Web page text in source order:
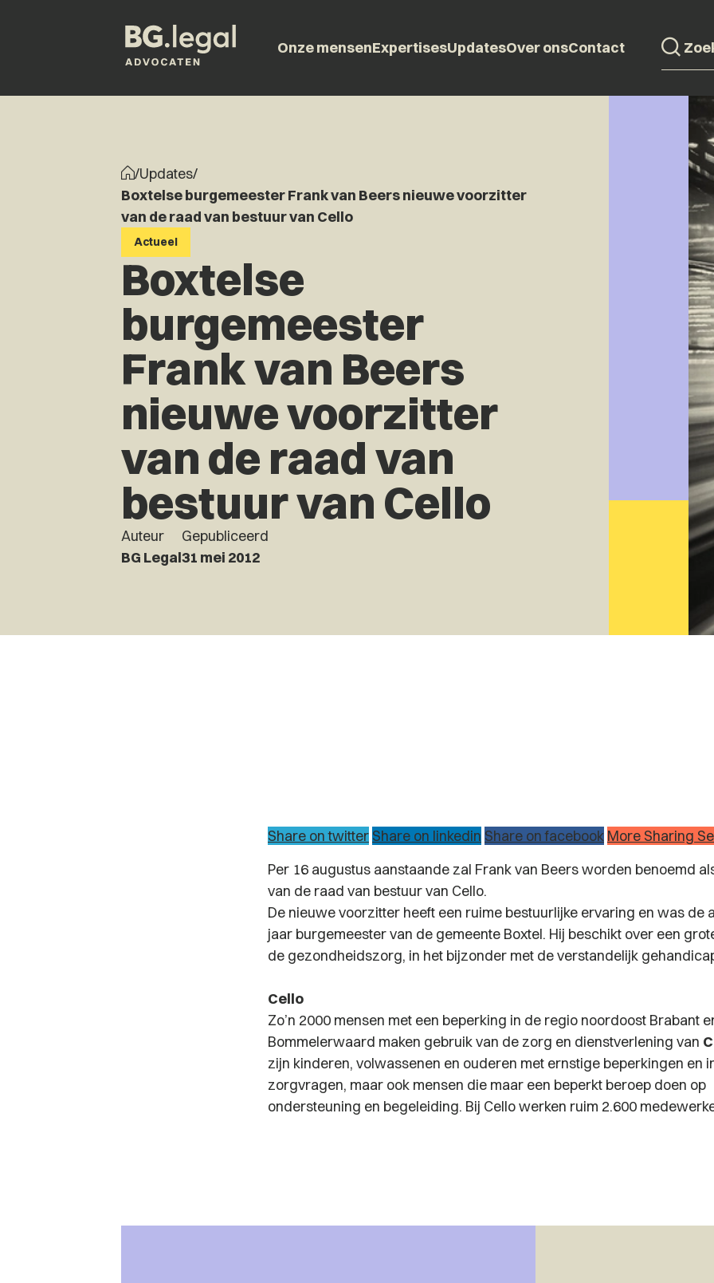
Onze mensenExpertisesUpdatesOver onsContact
/Updates/
Boxtelse burgemeester Frank van Beers nieuwe voorzitter
van de raad van bestuur van Cello
Actueel
Boxtelse
burgemeester
Frank van Beers
nieuwe voorzitter
van de raad van
bestuur van Cello
Auteur
BG Legal
Gepubliceerd
31 mei 2012
Share on twitter Share on linkedin Share on facebook More Sharing
Per 16 augustus aanstaande zal Frank van Beers worden benoemd
van de raad van bestuur van Cello.
De nieuwe voorzitter heeft een ruime bestuurlijke ervaring en was de
jaar burgemeester van de gemeente Boxtel. Hij beschikt over een
de gezondheidszorg, in het bijzonder met de verstandelijk
Cello
Zo’n 2000 mensen met een beperking in de regio noordoost Brabant
Bommelerwaard maken gebruik van de zorg en dienstverlening van
zijn kinderen, volwassenen en ouderen met ernstige beperkingen en
zorgvragen, maar ook mensen die maar een beperkt beroep doen op
ondersteuning en begeleiding. Bij Cello werken ruim 2.600